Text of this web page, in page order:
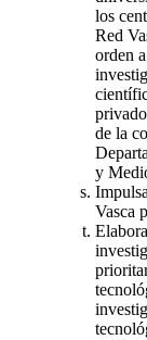
los
Red
orden
de la
y
Vasca